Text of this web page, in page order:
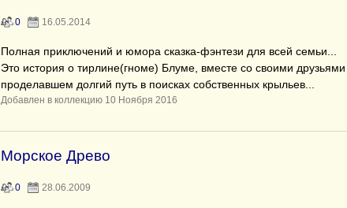
0 16.05.2014
Полная приключений и юмора сказка-фэнтези для всей семьи...
Это история о тирлине(гноме) Блуме, вместе со своими друзьями
проделавшем долгий путь в поисках собственных крыльев...
Добавлен в коллекцию 10 Ноября 2016
Морское Древо
0 28.06.2009